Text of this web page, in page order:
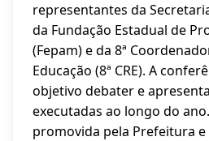
representantes da
da Fundação Estadual de
(Fepam) e da 8ª
Educação (8ª CRE). A
objetivo debater e
executadas ao longo do
promovida pela Prefeitura e